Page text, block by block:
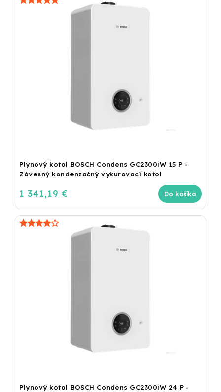
Plynový kotol BOSCH Condens GC2300iW 15 P -
Závesný kondenzačný vykurovací kotol
1 341,19 € Do košíka
Plynový kotol BOSCH Condens GC2300iW 24 P -